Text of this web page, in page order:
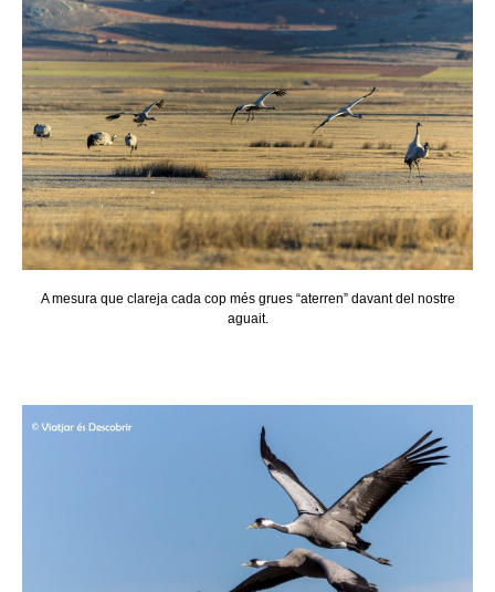
A mesura que clareja cada cop més grues “aterren” davant del nostre
aguait.